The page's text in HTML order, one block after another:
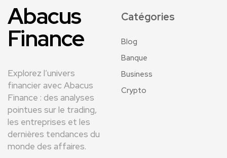
Abacus
Finance
Explorez l’univers
financier avec Abacus
Finance : des analyses
pointues sur le trading,
les entreprises et les
dernières tendances du
monde des affaires.
Catégories
Blog
Banque
Business
Crypto